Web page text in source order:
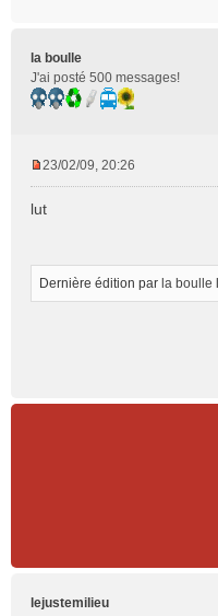
n
l
u
la boulle
J'ai posté 500 messages!
s
g
e
23/02/09, 20:26
lut
Dernière édition par la boulle
lejustemilieu